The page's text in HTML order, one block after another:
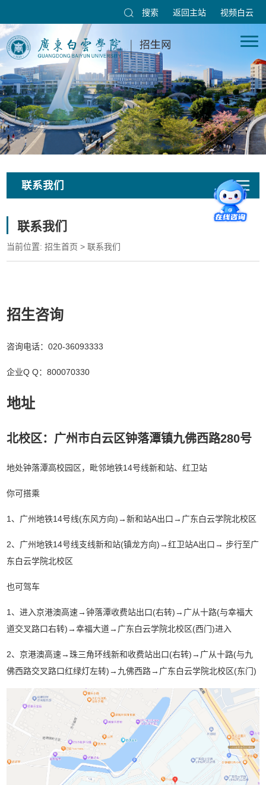
搜索 返回主站 视频白云
联系我们
联系我们
当前位置:招生首页 >联系我们
招生咨询
咨询电话：020-36093333
企业Q Q：800070330
地址
北校区：广州市白云区钟落潭镇九佛西路280号
地处钟落潭高校园区，毗邻地铁14号线新和站、红卫站
你可搭乘
1、广州地铁14号线(东风方向)→新和站A出口→广东白云学院北校区
2、广州地铁14号线支线新和站(镇龙方向)→红卫站A出口→ 步行至广
东白云学院北校区
也可驾车
1、进入京港澳高速→钟落潭收费站出口(右转)→广从十路(与幸福大
道交叉路口右转)→幸福大道→广东白云学院北校区(西门)进入
2、京港澳高速→珠三角环线新和收费站出口(右转)→广从十路(与九
佛西路交叉路口红绿灯左转)→九佛西路→广东白云学院北校区(东门)